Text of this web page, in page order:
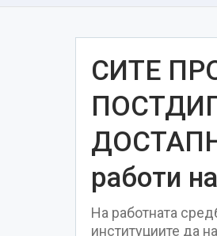
СИТЕ
работи
На работната
институциите да